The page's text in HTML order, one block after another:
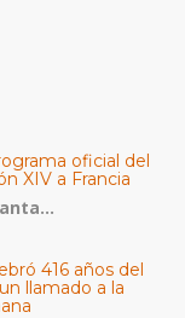
oficial del
XIV a Francia
416 años del
llamado a la